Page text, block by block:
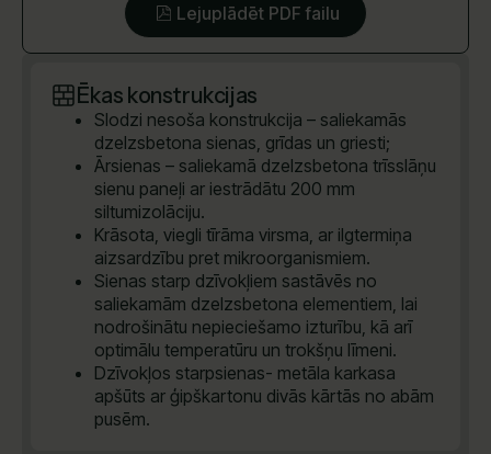
Lejuplādēt PDF failu
Ēkas konstrukcijas
Slodzi nesoša konstrukcija – saliekamās
dzelzsbetona sienas, grīdas un griesti;
Ārsienas – saliekamā dzelzsbetona trīsslāņu
sienu paneļi ar iestrādātu 200 mm
siltumizolāciju.
Krāsota, viegli tīrāma virsma, ar ilgtermiņa
aizsardzību pret mikroorganismiem.
Sienas starp dzīvokļiem sastāvēs no
saliekamām dzelzsbetona elementiem, lai
nodrošinātu nepieciešamo izturību, kā arī
optimālu temperatūru un trokšņu līmeni.
Dzīvokļos starpsienas- metāla karkasa
apšūts ar ģipškartonu divās kārtās no abām
pusēm.